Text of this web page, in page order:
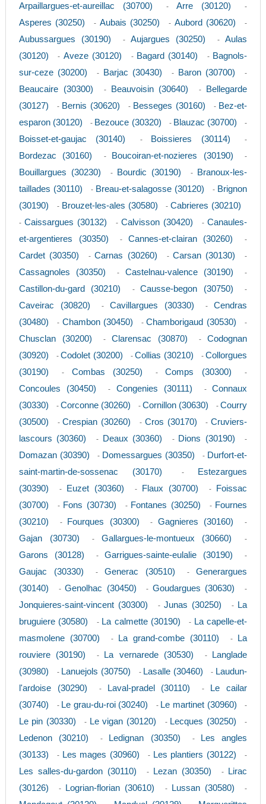
Arpaillargues-et-aureillac (30700) - Arre (30120) -
Asperes (30250) - Aubais (30250) - Aubord (30620) -
Aubussargues (30190) -Aujargues (30250) -Aulas
(30120)
- Aveze (30120) - Bagard (30140) - Bagnols-
sur-ceze (30200)
- Barjac (30430) - Baron (30700) -
Beaucaire (30300) - Beauvoisin (30640) -
Bellegarde
(30127)
- Bernis (30620) - Besseges (30160) - Bez-et-
esparon (30120)
- Bezouce (30320) - Blauzac (30700) -
Boisset-et-gaujac (30140) - Boissieres (30114) -
Bordezac (30160) - Boucoiran-et-nozieres (30190) -
Bouillargues (30230) - Bourdic (30190) -
Branoux-les-
taillades (30110)
- Breau-et-salagosse (30120) - Brignon
(30190)
- Brouzet-les-ales (30580) -Cabrieres (30210)
- Caissargues (30132) -Calvisson (30420) -Canaules-
et-argentieres (30350)
- Cannes-et-clairan (30260) -
Cardet (30350) -Carnas (30260) - Carsan (30130) -
Cassagnoles (30350) - Castelnau-valence (30190) -
Castillon-du-gard (30210) -Causse-begon (30750) -
Caveirac (30820) - Cavillargues (30330) -Cendras
(30480)
- Chambon (30450) -Chamborigaud (30530) -
Chusclan (30200) - Clarensac (30870) -Codognan
(30920)
-Codolet (30200) -Collias (30210) -Collorgues
(30190)
- Combas (30250) -Comps (30300) -
Concoules (30450) - Congenies (30111) -Connaux
(30330)
- Corconne (30260) -Cornillon (30630) -Courry
(30500)
-Crespian (30260) - Cros (30170) -Cruviers-
lascours (30360)
- Deaux (30360) - Dions (30190) -
Domazan (30390) - Domessargues (30350) - Durfort-et-
saint-martin-de-sossenac (30170)
-
Estezargues
(30390)
- Euzet (30360) - Flaux (30700) -
Foissac
(30700)
- Fons (30730) - Fontanes (30250) - Fournes
(30210)
- Fourques (30300) - Gagnieres (30160) -
Gajan (30730) - Gallargues-le-montueux (30660) -
Garons (30128) - Garrigues-sainte-eulalie (30190) -
Gaujac (30330) - Generac (30510) -Generargues
(30140)
-Genolhac (30450) - Goudargues (30630) -
Jonquieres-saint-vincent (30300) -Junas (30250) - La
bruguiere (30580)
- La calmette (30190) - La capelle-et-
masmolene (30700)
- La grand-combe (30110) -
La
rouviere (30190)
- La vernarede (30530) -
Langlade
(30980)
- Lanuejols (30750) - Lasalle (30460) - Laudun-
l'ardoise (30290)
- Laval-pradel (30110) -
Le cailar
(30740)
- Le grau-du-roi (30240) - Le martinet (30960) -
Le pin (30330) - Le vigan (30120) - Lecques (30250) -
Ledenon (30210) - Ledignan (30350) -
Les angles
(30133)
- Les mages (30960) - Les plantiers (30122) -
Les salles-du-gardon (30110) - Lezan (30350) -
Lirac
(30126)
- Logrian-florian (30610) - Lussan (30580) -